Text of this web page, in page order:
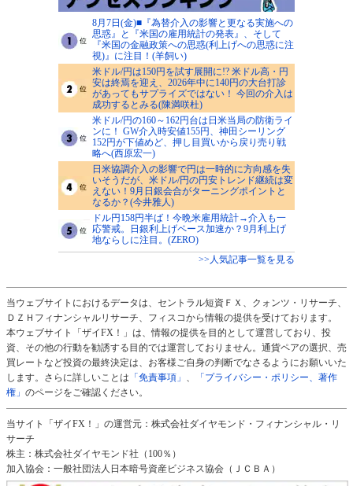
8月7日(金)■『為替介入の影響と更なる実施への
思惑』と『米国の雇用統計の発表』、そして
『米国の金融政策への思惑(利上げへの思惑に注
視)』に注目！(羊飼い)
米ドル/円は150円を試す展開に!? 米ドル高・円
安は終焉を迎え、2026年中に140円の大台打診
があってもサプライズではない！ 今回の介入は
成功するとみる(陳満咲杜)
米ドル/円の160～162円台は日米当局の防衛ライ
ンに！ GW介入時安値155円、神田シーリング
152円が下値めど、押し目買いから戻り売り戦
略へ(西原宏一)
日米協調介入の影響で円は一時的に方向感を失
いそうだが、米ドル/円の円安トレンド継続は変
えない！9月日銀会合がターニングポイントと
なるか？(今井雅人)
ドル円158円半ば！今晩米雇用統計→介入も一
応警戒。日銀利上げペース加速か？9月利上げ
地ならしに注目。(ZERO)
>>人気記事一覧を見る
当ウェブサイトにおけるデータは、セントラル短資ＦＸ、クォンツ・リサーチ、
ＤＺＨフィナンシャルリサーチ、フィスコから情報の提供を受けております。
本ウェブサイト「ザイFX！」は、情報の提供を目的として運営しており、投
資、その他の行動を勧誘する目的では運営しておりません。通貨ペアの選択、売
買レートなど投資の最終決定は、お客様ご自身の判断でなさるようにお願いいた
します。さらに詳しいことは 「免責事項」 、
「プライバシー・ポリシー、著作
権」 のページをご確認ください。
当サイト「ザイFX！」の運営元：株式会社ダイヤモンド・フィナンシャル・リ
サーチ
株主：株式会社ダイヤモンド社（100％）
加入協会：一般社団法人日本暗号資産ビジネス協会（ＪＣＢＡ）